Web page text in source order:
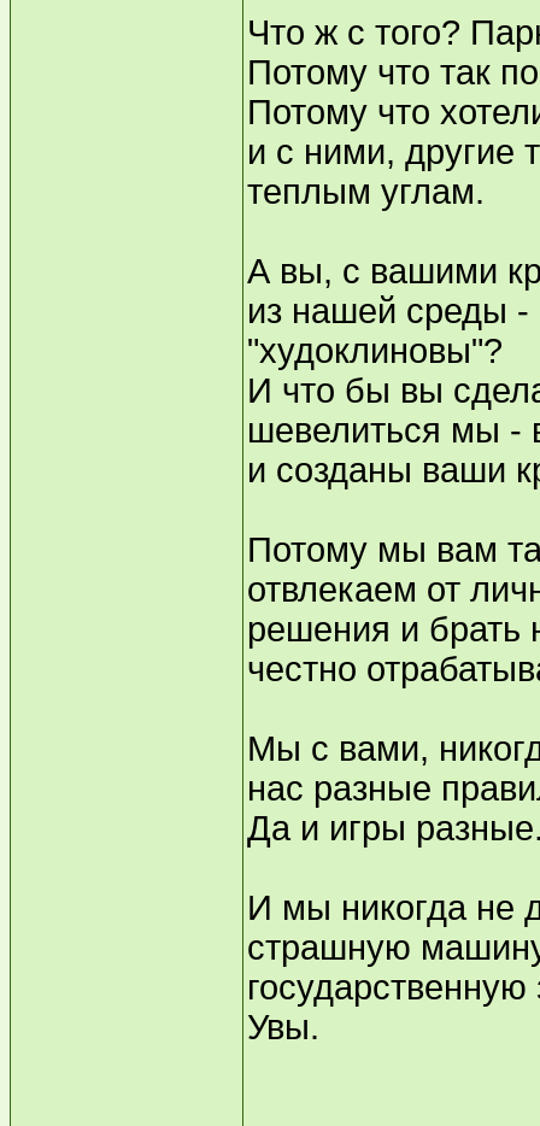
Что ж с того?
Потому что так
Потому что
и с ними, другие
теплым углам.
А вы, с вашими
из нашей среды -
"худоклиновы"?
И что бы вы
шевелиться мы -
и созданы ваши
Потому мы вам
отвлекаем от
решения и брать
честно
Мы с вами,
нас разные
Да и игры
И мы никогда не
страшную
государственную
Увы.